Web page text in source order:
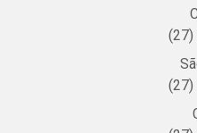
(27)
(27)